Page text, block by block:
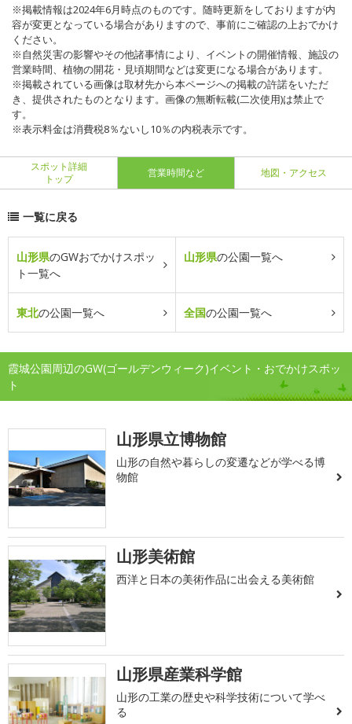
※掲載情報は2024年6月時点のものです。随時更新をしておりますが内
容が変更となっている場合がありますので、事前にご確認の上おでかけ
ください。
※自然災害の影響やその他諸事情により、イベントの開催情報、施設の
営業時間、植物の開花・見頃期間などは変更になる場合があります。
※掲載されている画像は取材先から本ページへの掲載の許諾をいただ
き、提供されたものとなります。画像の無断転載(二次使用)は禁止で
す。
※表示料金は消費税8％ないし10％の内税表示です。
スポット詳細
トップ
営業時間など 地図・アクセス
一覧に戻る
山形県のGWおでかけスポッ
ト一覧へ
山形県の公園一覧へ
東北の公園一覧へ 全国の公園一覧へ
霞城公園周辺のGW(ゴールデンウィーク)イベント・おでかけスポッ
ト
山形県立博物館
山形の自然や暮らしの変遷などが学べる博
物館
山形美術館
西洋と日本の美術作品に出会える美術館
山形県産業科学館
山形の工業の歴史や科学技術について学べ
る